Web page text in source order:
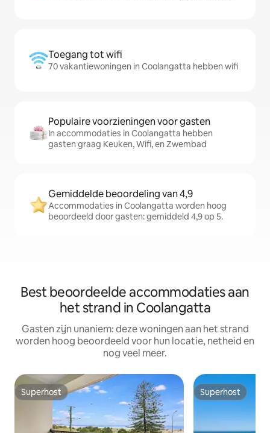
Toegang tot wifi
70 vakantiewoningen in Coolangatta hebben wifi
Populaire voorzieningen voor gasten
In accommodaties in Coolangatta hebben
gasten graag Keuken, Wifi, en Zwembad
Gemiddelde beoordeling van 4,9
Accommodaties in Coolangatta worden hoog
beoordeeld door gasten: gemiddeld 4,9 op 5.
Best beoordeelde accommodaties aan
het strand in Coolangatta
Gasten zijn unaniem: deze woningen aan het strand
worden hoog beoordeeld voor hun locatie, netheid en
nog veel meer.
Superhost
Superhost Superhost
Superhost